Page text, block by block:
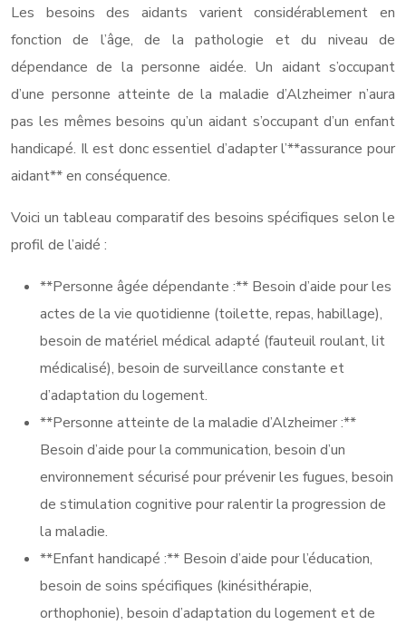
Les besoins des aidants varient considérablement en
fonction de l’âge, de la pathologie et du niveau de
dépendance de la personne aidée. Un aidant s’occupant
d’une personne atteinte de la maladie d’Alzheimer n’aura
pas les mêmes besoins qu’un aidant s’occupant d’un enfant
handicapé. Il est donc essentiel d’adapter l’**assurance pour
aidant** en conséquence.
Voici un tableau comparatif des besoins spécifiques selon le
profil de l’aidé :
**Personne âgée dépendante :** Besoin d’aide pour les
actes de la vie quotidienne (toilette, repas, habillage),
besoin de matériel médical adapté (fauteuil roulant, lit
médicalisé), besoin de surveillance constante et
d’adaptation du logement.
**Personne atteinte de la maladie d’Alzheimer :**
Besoin d’aide pour la communication, besoin d’un
environnement sécurisé pour prévenir les fugues, besoin
de stimulation cognitive pour ralentir la progression de
la maladie.
**Enfant handicapé :** Besoin d’aide pour l’éducation,
besoin de soins spécifiques (kinésithérapie,
orthophonie), besoin d’adaptation du logement et de